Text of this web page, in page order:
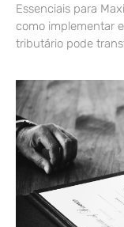
Essenciais para
como implementar
tributário pode